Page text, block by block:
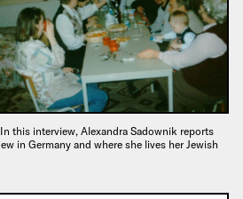
In this interview, Alexandra Sadownik reports
in Germany and where she lives her Jewish